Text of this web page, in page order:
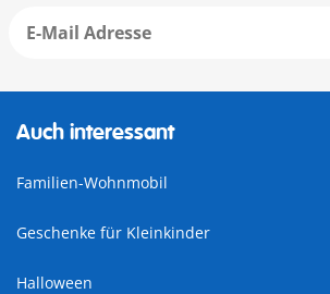
Auch interessant
Familien-Wohnmobil
Geschenke für Kleinkinder
Halloween